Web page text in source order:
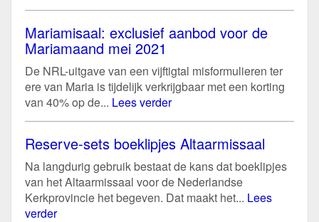
Mariamisaal: exclusief aanbod voor de
Mariamaand mei 2021
De NRL-uitgave van een vijftigtal misformulieren ter
ere van Maria is tijdelijk verkrijgbaar met een korting
van 40% op de... Lees verder
Reserve-sets boeklipjes Altaarmissaal
Na langdurig gebruik bestaat de kans dat boeklipjes
van het Altaarmissaal voor de Nederlandse
Kerkprovincie het begeven. Dat maakt het... Lees
verder